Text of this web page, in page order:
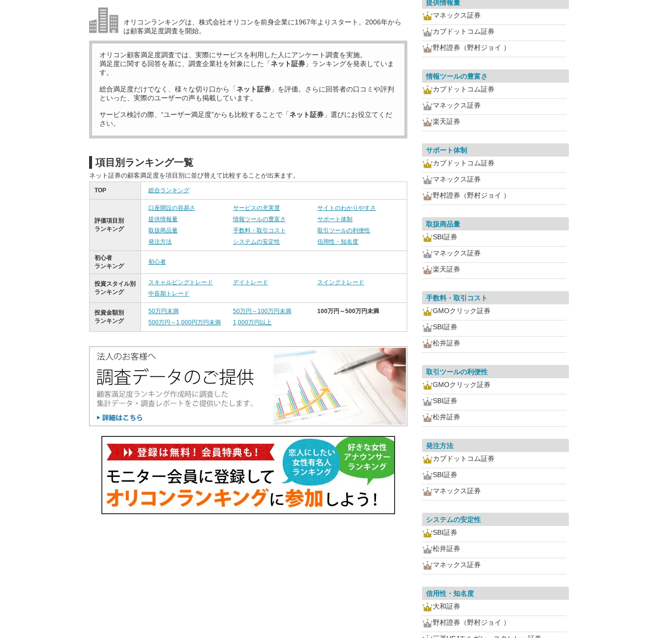
オリコンランキングは、株式会社オリコンを前身企業に1967年よりスタート。2006年から
は顧客満足度調査を開始。
オリコン顧客満足度調査では、実際にサービスを利用した 人にアンケート調査を実施。
満足度に関する回答を基に、調査企業社を対象にした「ネット証券 」ランキングを発表していま
す。
総合満足度だけでなく、様々な切り口から「ネット証券 」を評価。さらに回答者の口コミや評判
といった、実際のユーザーの声も掲載しています。
サービス検討の際、“ユーザー満足度”からも比較することで「ネット証券 」選びにお役立てくだ
さい。
項目別ランキング一覧
ネット証券の顧客満足度を項目別に並び替えて比較することが出来ます。
TOP 総合ランキング
評価項目別
ランキング
口座開設の容易さ サービスの充実度
サイトのわかりやすさ
提供情報量
情報ツールの豊富さ
サポート体制
取扱商品量
手数料・取引コスト
取引ツールの利便性
発注方法
システムの安定性 信用性・知名度
初心者
ランキング
初心者
投資スタイル別
ランキング
スキャルピングトレード デイトレード
スイングトレード
中長期トレード
投資金額別
ランキング
50万円未満 50万円～100万円未満
100万円～500万円未満
500万円～1,000円万円未満
1,000万円以上
提供情報量
マネックス証券
カブドットコム証券
野村證券（野村ジョイ ）
情報ツールの豊富さ
カブドットコム証券
マネックス証券
楽天証券
サポート体制
カブドットコム証券
マネックス証券
野村證券（野村ジョイ ）
取扱商品量
SBI証券
マネックス証券
楽天証券
手数料・取引コスト
GMOクリック証券
SBI証券
松井証券
取引ツールの利便性
GMOクリック証券
SBI証券
松井証券
発注方法
カブドットコム証券
SBI証券
マネックス証券
システムの安定性
SBI証券
松井証券
マネックス証券
信用性・知名度
大和証券
野村證券（野村ジョイ ）